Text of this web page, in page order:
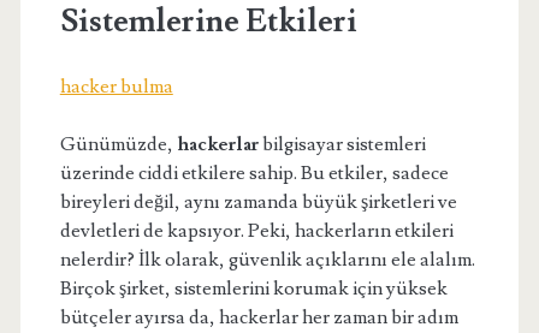
Sistemlerine Etkileri
hacker bulma
Günümüzde, hackerlarbilgisayar sistemleri
üzerinde ciddi etkilere sahip. Bu etkiler, sadece
bireyleri değil, aynı zamanda büyük şirketleri ve
devletleri de kapsıyor. Peki, hackerların etkileri
nelerdir? İlk olarak, güvenlik açıklarını ele alalım.
Birçok şirket, sistemlerini korumak için yüksek
bütçeler ayırsa da, hackerlar her zaman bir adım